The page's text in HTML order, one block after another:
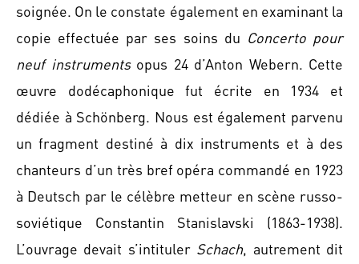
soignée. On le constate également en examinant la
copie effectuée par ses soins du Concerto pour
neuf instrumentsopus 24 d’Anton Webern. Cette
œuvre dodécaphonique fut écrite en 1934 et
dédiée à Schönberg. Nous est également parvenu
un fragment destiné à dix instruments et à des
chanteurs d’un très bref opéra commandé en 1923
à Deutsch par le célèbre metteur en scène russo-
soviétique Constantin Stanislavski (1863-1938).
L’ouvrage devait s’intituler Schach, autrement dit